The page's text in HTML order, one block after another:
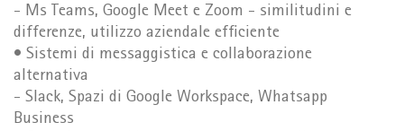
- Ms Teams, Google Meet e Zoom - similitudini e
differenze, utilizzo aziendale efficiente
• Sistemi di messaggistica e collaborazione
alternativa
- Slack, Spazi di Google Workspace, Whatsapp
Business